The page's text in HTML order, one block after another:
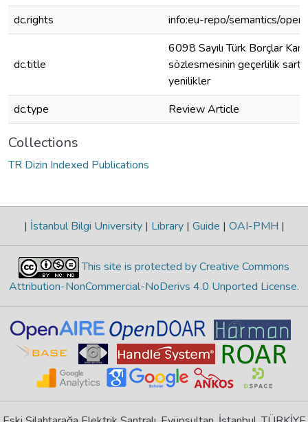
dc.rights
info:eu-repo/semantics/
dc.title
6098 Sayılı Türk Borçlar
sözlesmesinin geçerlilik
yenilikler
dc.type
Review Article
Collections
TR Dizin Indexed Publications
| İstanbul Bilgi University | Library | Guide | OAI-PMH |
This site is protected by Creative Commons
Attribution-NonCommercial-NoDerivs 4.0 Unported License.